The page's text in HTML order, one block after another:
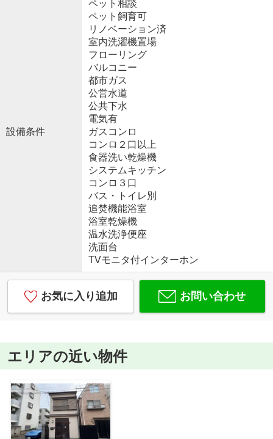
設備条件
ペット相談
ペット飼育可
リノベーション済
室内洗濯機置場
フローリング
バルコニー
都市ガス
公営水道
公共下水
電気有
ガスコンロ
コンロ２口以上
食器洗い乾燥機
システムキッチン
コンロ３口
バス・トイレ別
追焚機能浴室
浴室乾燥機
温水洗浄便座
洗面台
TVモニタ付インターホン
お気に入り追加 お問い合わせ
エリアの近い物件